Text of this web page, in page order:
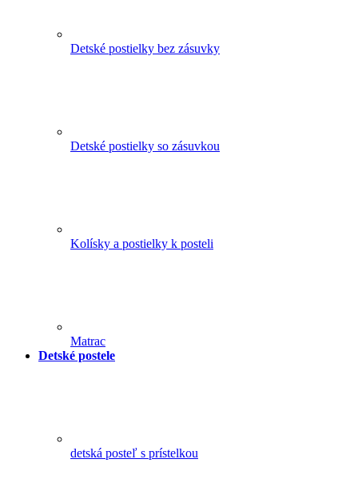
Detské postielky bez zásuvky
Detské postielky so zásuvkou
Kolísky a postielky k posteli
Matrac
Detské postele
detská posteľ s prístelkou